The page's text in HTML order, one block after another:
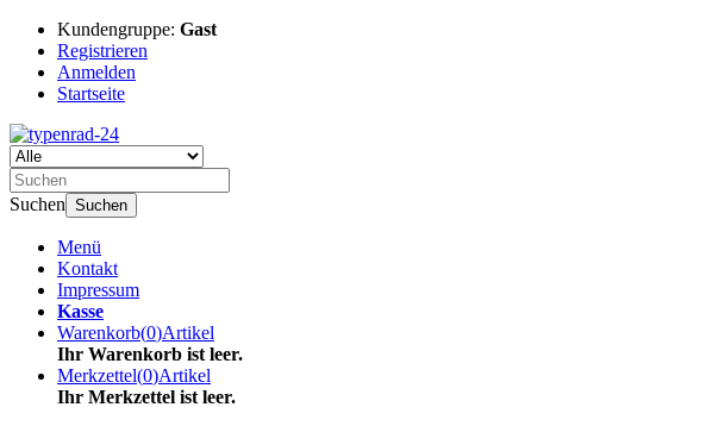
Kundengruppe: Gast
Registrieren
Anmelden
Startseite
Suchen Suchen
Menü
Kontakt
Impressum
Kasse
Warenkorb(0)Artikel
Ihr Warenkorb ist leer.
Merkzettel(0)Artikel
Ihr Merkzettel ist leer.